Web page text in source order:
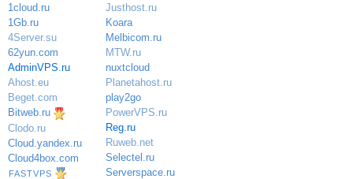
1cloud.ru
1Gb.ru
4Server.su
62yun.com
AdminVPS.ru
Ahost.eu
Beget.com
Bitweb.ru
Clodo.ru
Cloud.yandex.ru
Cloud4box.com
FASTVPS
Justhost.ru
Koara
Melbicom.ru
MTW.ru
nuxtcloud
Planetahost.ru
play2go
PowerVPS.ru
Reg.ru
Ruweb.net
Selectel.ru
Serverspace.ru